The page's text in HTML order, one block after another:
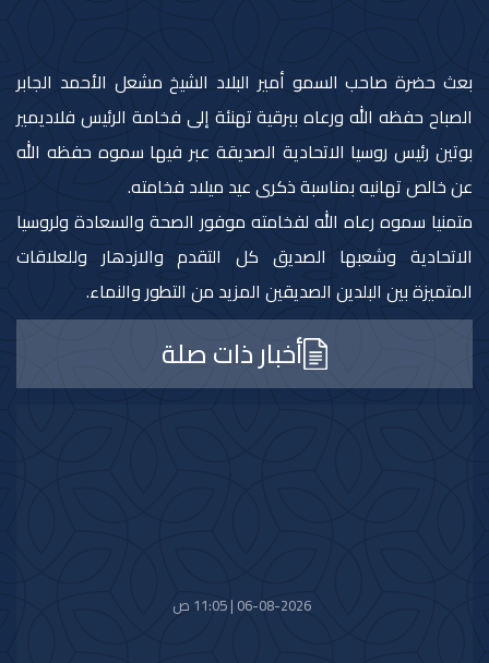
بعث حضرة صاحب السمو أمير البلاد الشيخ مشعل الأحمد الجابر
الصباح حفظه الله ورعاه ببرقية تهنئة إلى فخامة الرئيس فلاديمير
بوتين رئيس روسيا الاتحادية الصديقة عبر فيها سموه حفظه الله
عن خالص تهانيه بمناسبة ذكرى عيد ميلاد فخامته.
متمنيا سموه رعاه الله لفخامته موفور الصحة والسعادة ولروسيا
الاتحادية وشعبها الصديق كل التقدم والازدهار وللعلاقات
المتميزة بين البلدين الصديقين المزيد من التطور والنماء.
أخبار ذات صلة
06-08-2026 | 11:05 ص